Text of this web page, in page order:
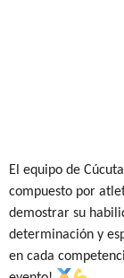
El equipo de
compuesto por
demostrar su
determinación y
en cada